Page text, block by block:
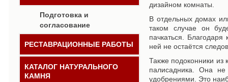
Подготовка и
согласование
РЕСТАВРАЦИОННЫЕ РАБОТЫ
КАТАЛОГ НАТУРАЛЬНОГО
КАМНЯ
дизайном комнаты.
В отдельных домах
таком случае он
пачкаться. Благодаря
ней не остаётся
Также подоконники из
палисадника. Она не
удобрениями. Это